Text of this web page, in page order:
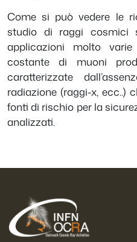
Come si può vedere le
studio di raggi cosmici
applicazioni molto
costante di muoni
caratterizzate
radiazione (raggi-x, ecc..)
fonti di rischio per la
analizzati.